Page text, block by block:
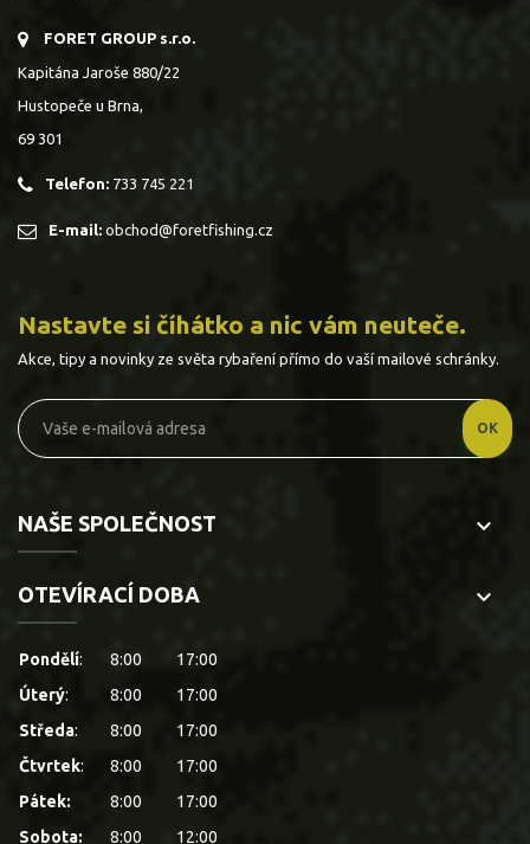
FORET GROUP s.r.o.
Kapitána Jaroše 880/22
Hustopeče u Brna,
69 301
Telefon: 733 745 221
E-mail: obchod@foretfishing.cz
Nastavte si číhátko a nic vám neuteče.
Akce, tipy a novinky ze světa rybaření přímo do vaší mailové schránky.
NAŠE SPOLEČNOST keyboard_arrow_down
OTEVÍRACÍ DOBA keyboard_arrow_down
Pondělí: 8:00
17:00
Úterý: 8:00
17:00
Středa: 8:00
17:00
Čtvrtek: 8:00
17:00
Pátek:
8:00
17:00
Sobota:
8:00 12:00